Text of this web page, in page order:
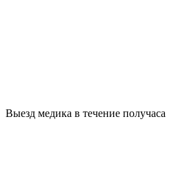
Выезд медика в течение получаса